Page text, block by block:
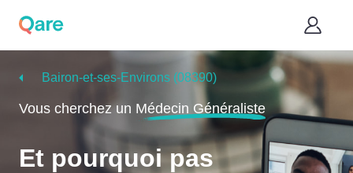
Bairon-et-ses-Environs (08390)
Vous cherchez un Médecin Généraliste
Et pourquoi pas